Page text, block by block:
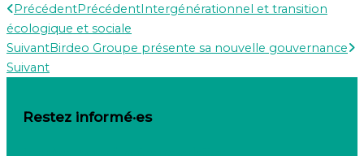
PrécédentPrécédentIntergénérationnel et transition
écologique et sociale
SuivantBirdeo Groupe présente sa nouvelle gouvernance
Suivant
Restez informé·es